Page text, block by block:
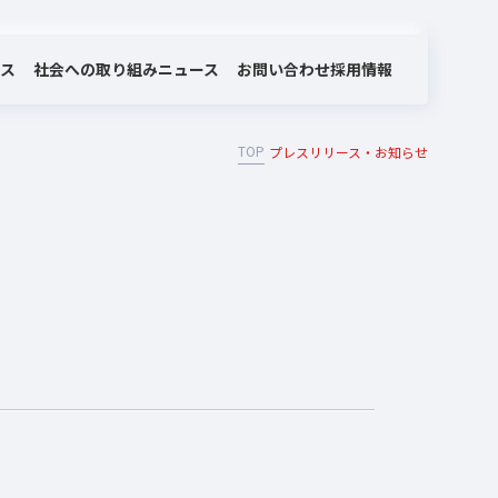
MOTEX/LANSCOPEのあゆみ
社会への取り組みニュース お問い合わせ採用情報
TOP プレスリリース・お知らせ